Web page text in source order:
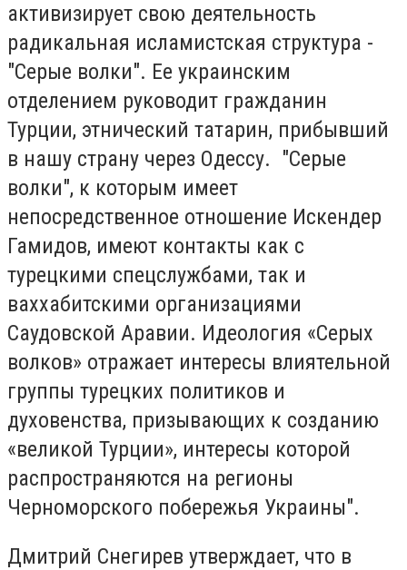
активизирует свою деятельность
радикальная исламистская структура -
"Серые волки". Ее украинским
отделением руководит гражданин
Турции, этнический татарин, прибывший
в нашу страну через Одессу. "Серые
волки", к которым имеет
непосредственное отношение Искендер
Гамидов, имеют контакты как с
турецкими спецслужбами, так и
ваххабитскими организациями
Саудовской Аравии. Идеология «Серых
волков» отражает интересы влиятельной
группы турецких политиков и
духовенства, призывающих к созданию
«великой Турции», интересы которой
распространяются на регионы
Черноморского побережья Украины".
Дмитрий Снегирев утверждает, что в